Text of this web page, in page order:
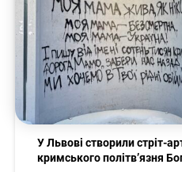
У Львові створили стріт-
кримського політв’язня